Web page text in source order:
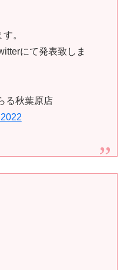
。
にて発表致しま
る秋葉原店